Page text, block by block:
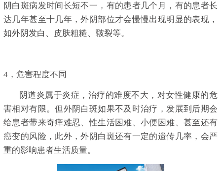
阴白斑病发时间长短不一，有的患者几个月，有的患者长
达几年甚至十几年，外阴部位才会慢慢出现明显的表现，
如外阴发白、皮肤粗糙、皲裂等。
4，危害程度不同
阴道炎属于炎症，治疗的难度不大，对女性健康的危
害相对有限。但外阴白斑如果不及时治疗，发展到后期会
给患者带来奇痒难忍、性生活困难、小便困难、甚至还有
癌变的风险，此外，外阴白斑还有一定的遗传几率，会严
重的影响患者生活质量。